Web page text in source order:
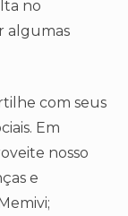
no
algumas
com seus
Em
nosso
e